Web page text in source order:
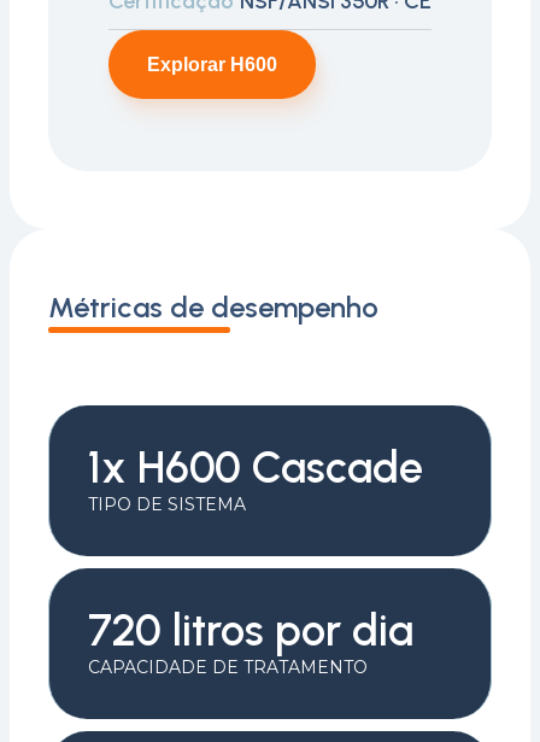
Explorar H600
Métricas de desempenho
1x H600 Cascade
TIPO DE SISTEMA
720 litros por dia
CAPACIDADE DE TRATAMENTO